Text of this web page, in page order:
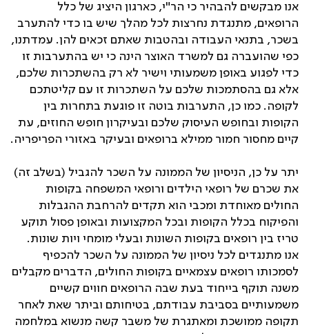
אנו מבקשים להבהיר כי הר"י, כארגון היציג של כלל
הרופאים, מתנגדת נחרצות לכל מהלך שיש בו כדי להתערב
בשכר, בתנאי העבודה ובהטבות שאתם זכאים להן. עמדתנו,
כפי שהועברה גם למשרד האוצר הינה כי יש בהתערבות זו
כדי לפגוע באופן משמעותי וישיר לא רק בהשתכרות שלכם,
אלא גם בהסתמכות שלכם על השתכרות זו עם קליטתכם
לקופה. כמו כן, התערבות בוטה זו פוגעת בתחרות בין
הקופות ובחופש העיסוק שלכם ובעיקרון חופש החוזים, עת
קיים מחסור חמור ממילא ברופאים ובעיקר באזורי הפריפריה.
יתר על כן, הניסיון של הממונה על השכר להגביל (בשלב זה)
את שכרם של רופאי הילדים ורופאי המשפחה בקופות
החולים מאוחדת ומכבי הוא תקדים להרחבת ההגבלות
והפיקוח בכלל הקופות ובכל המקצועות ובאופן פסול תוקע
טריז בין רופאים בקופות השונות ובעלי מומחי ויות שונות.
אנו מתנגדים לכל ניסיון של הממונה על השכר להכפיף
לסמכותו רופאים עצמאיים בקופות החולים, הדברים מקבלים
משנה תוקף בייחוד בעת שבה הרופאים חווים קשיים
משמעותיים בסביבת עבודתם, בטיחותם וביתר שאת לאחר
תקופה ממושכת ומאתגרת של משבר קשה מנשוא במלחמה